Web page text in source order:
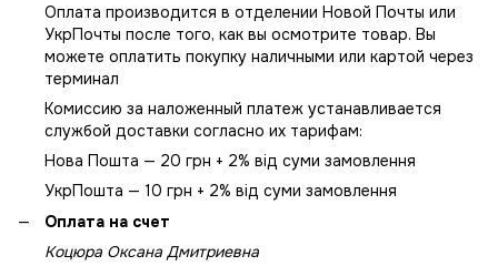
Оплата производится в отделении Новой Почты или
УкрПочты после того, как вы осмотрите товар. Вы
можете оплатить покупку наличными или картой через
терминал
Комиссию за наложенный платеж устанавливается
службой доставки согласно их тарифам:
Нова Пошта — 20 грн + 2% від суми замовлення
УкрПошта — 10 грн + 2% від суми замовлення
Оплата на счет
Коцюра Оксана Дмитриевна